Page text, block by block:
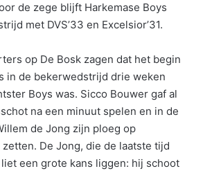
de zege blijft Harkemase Boys
met DVS’33 en Excelsior’31.
op De Bosk zagen dat het begin
in de bekerwedstrijd drie weken
Boys was. Sicco Bouwer gaf al
na een minuut spelen en in de
de Jong zijn ploeg op
De Jong, die de laatste tijd
een grote kans liggen: hij schoot